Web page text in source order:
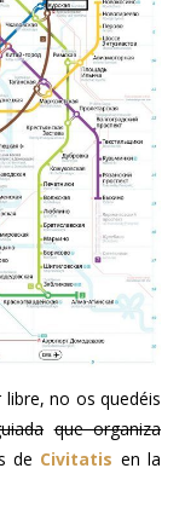
no os quedéis
que organiza
de Civitatis en la